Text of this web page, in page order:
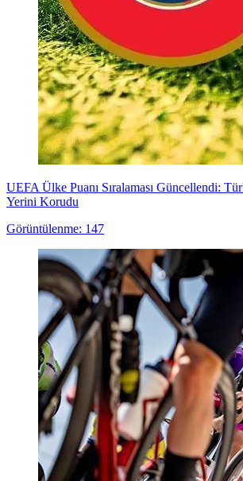
UEFA Ülke Puanı Sıralaması Güncellendi:
Yerini Korudu
Görüntülenme: 147